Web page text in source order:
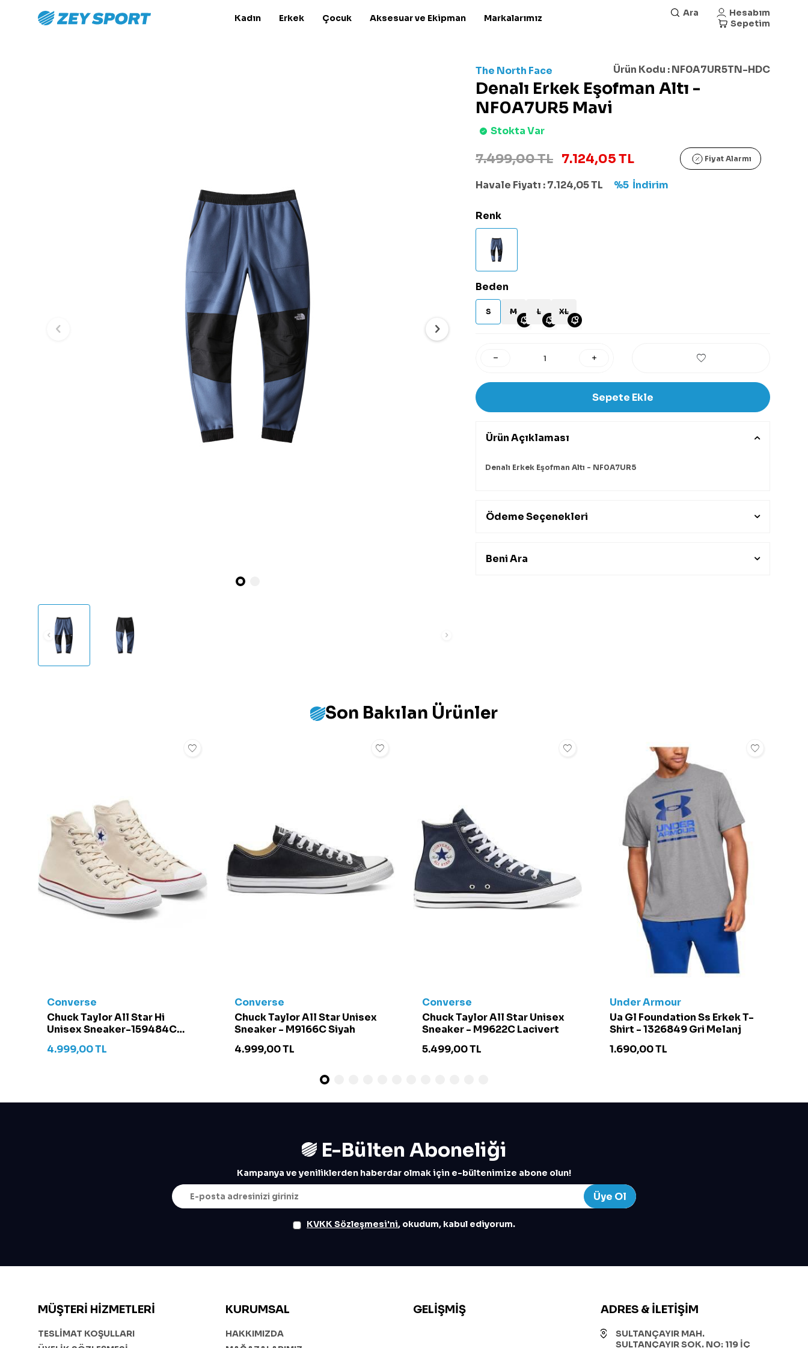
Kadın Erkek Çocuk Aksesuar ve Ekipman Markalarımız Ara
Hesabım
Sepetim
The North Face Ürün Kodu :NF0A7UR5TN-HDC
Denalı Erkek Eşofman Altı -
NF0A7UR5 Mavi
Stokta Var
7.499,00 TL 7.124,05 TL Fiyat Alarmı
Havale Fiyatı :7.124,05TL %5 İndirim
Renk
Beden
S M L XL
Sepete Ekle
Ürün Açıklaması
Denalı Erkek Eşofman Altı - NF0A7UR5
Ödeme Seçenekleri
Beni Ara
Son Bakılan Ürünler
Converse
Chuck Taylor All Star Hi
Unisex Sneaker-159484C
Krem
4.999,00TL
Converse
Chuck Taylor All Star Unisex
Sneaker - M9166C Siyah
4.999,00TL
Converse
Chuck Taylor All Star Unisex
Sneaker - M9622C Lacivert
5.499,00TL
Under Armour
Ua Gl Foundation Ss Erkek T-
Shirt - 1326849 Gri Melanj
1.690,00TL
E-Bülten Aboneliği
Kampanya ve yeniliklerden haberdar olmak için e-bültenimize abone olun!
Üye Ol
KVKK Sözleşmesi'ni, okudum, kabul ediyorum.
MÜŞTERI HIZMETLERI
TESLİMAT KOŞULLARI
KURUMSAL
HAKKIMIZDA
GELIŞMIŞ ADRES & İLETIŞIM
SULTANÇAYIR MAH.
SULTANÇAYIR SOK. NO: 119 İÇ